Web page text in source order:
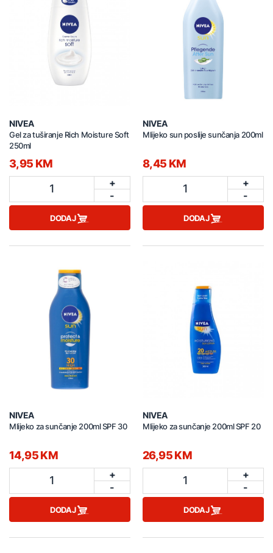
NIVEA
Gel za tuširanje Rich Moisture Soft
250ml
3,95 KM
1
+
-
DODAJ
NIVEA
Mlijeko sun poslije sunčanja 200ml
8,45 KM
1
+
-
DODAJ
NIVEA
Mlijeko za sunčanje 200ml SPF 30
14,95 KM
1
+
-
DODAJ
NIVEA
Mlijeko za sunčanje 200ml SPF 20
26,95 KM
1
+
-
DODAJ